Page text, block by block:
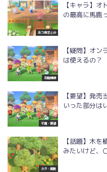
あつ森まとめ
【キャラ】
の最高に馬鹿
攻略情報
【疑問】オ
は使えるの？
不満・要望
【要望】発
いった部分は
ネタ・雑談
【話題】木
みたいけど、